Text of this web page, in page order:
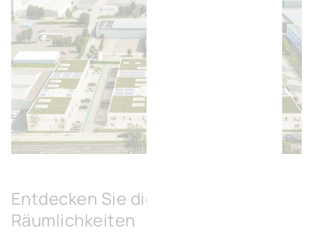
Entdecken Sie die verfügbaren
Räumlichkeiten